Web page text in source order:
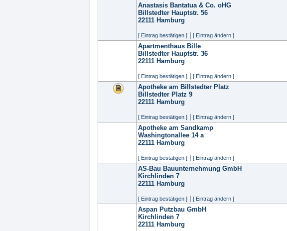
Anastasis Bantatua & Co. oHG
Billstedter Hauptstr. 56
22111 Hamburg
[ Eintrag bestätigen ] [ Eintrag ändern ]
Apartmenthaus Bille
Billstedter Hauptstr. 36
22111 Hamburg
[ Eintrag bestätigen ] [ Eintrag ändern ]
Apotheke am Billstedter Platz
Billstedter Platz 9
22111 Hamburg
[ Eintrag bestätigen ] [ Eintrag ändern ]
Apotheke am Sandkamp
Washingtonallee 14 a
22111 Hamburg
[ Eintrag bestätigen ] [ Eintrag ändern ]
AS-Bau Bauunternehmung GmbH
Kirchlinden 7
22111 Hamburg
[ Eintrag bestätigen ] [ Eintrag ändern ]
Aspan Putzbau GmbH
Kirchlinden 7
22111 Hamburg